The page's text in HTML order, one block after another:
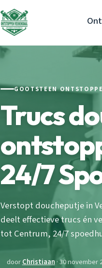
GOOTSTEEN
Trucs
24/7
Verstopt doucheputje in
deelt effectieve trucs én
tot Centrum, 24/7
doorChristiaan · 30 november